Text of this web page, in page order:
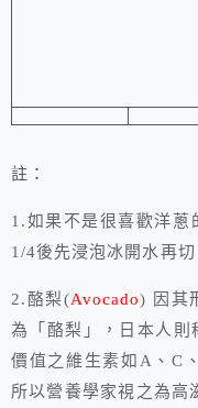
註：
1.如果不是很喜歡洋蔥
1/4後先浸泡冰開水再切
2.酪梨(Avocado)
因其
為「酪梨」，日本人則
價值之維生素如 A 、C
所以營養學家視之為高